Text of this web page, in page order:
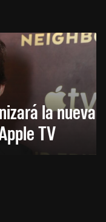
la nueva
TV